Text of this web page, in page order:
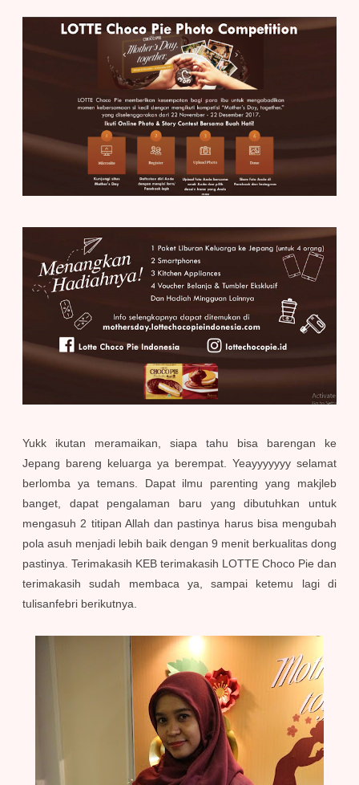
Yukk ikutan meramaikan, siapa tahu bisa barengan ke
Jepang bareng keluarga ya berempat. Yeayyyyyyy selamat
berlomba ya temans. Dapat ilmu parenting yang makjleb
banget, dapat pengalaman baru yang dibutuhkan untuk
mengasuh 2 titipan Allah dan pastinya harus bisa mengubah
pola asuh menjadi lebih baik dengan 9 menit berkualitas dong
pastinya. Terimakasih KEB terimakasih LOTTE Choco Pie dan
terimakasih sudah membaca ya, sampai ketemu lagi di
tulisanfebri berikutnya.